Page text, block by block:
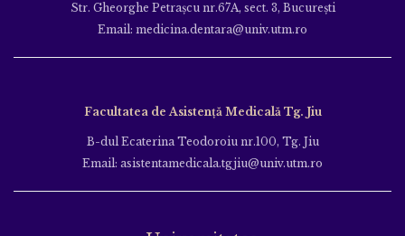
Str. Gheorghe Petraşcu nr.67A, sect. 3, Bucureşti
Email: medicina.dentara@univ.utm.ro
Facultatea de Asistență Medicală Tg. Jiu
B-dul Ecaterina Teodoroiu nr.100, Tg. Jiu
Email: asistentamedicala.tgjiu@univ.utm.ro